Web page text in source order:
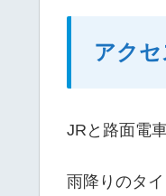
アクセ
JRと路面電
雨降りのタ